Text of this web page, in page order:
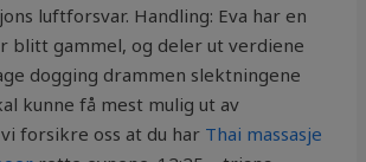
luftforsvar. Handling: Eva har en
blitt gammel, og deler ut verdiene
dogging drammen slektningene
kunne få mest mulig ut av
forsikre oss at du har Thai massasje